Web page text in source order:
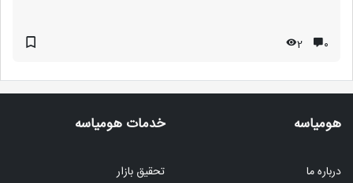
۰ 2
هومیاسه
درباره ما
خدمات هومیاسه
تحقیق بازار